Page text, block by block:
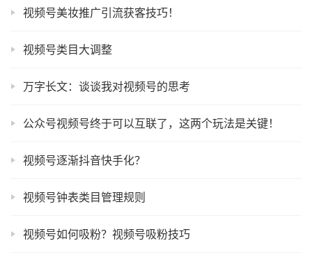
视频号美妆推广引流获客技巧！
视频号类目大调整
万字长文：谈谈我对视频号的思考
公众号视频号终于可以互联了，这两个玩法是关键！
视频号逐渐抖音快手化？
视频号钟表类目管理规则
视频号如何吸粉？视频号吸粉技巧